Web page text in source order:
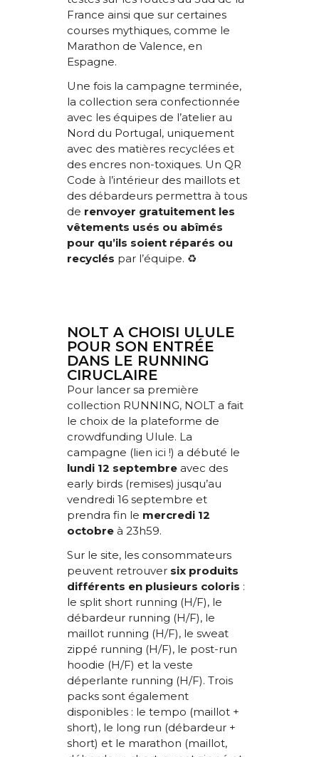
France ainsi que sur certaines
courses mythiques, comme le
Marathon de Valence, en
Espagne.
Une fois la campagne terminée,
la collection sera confectionnée
avec les équipes de l’atelier au
Nord du Portugal, uniquement
avec des matières recyclées et
des encres non-toxiques. Un QR
Code à l’intérieur des maillots et
des débardeurs permettra à tous
de renvoyer gratuitement les
vêtements usés ou abîmés
pour qu’ils soient réparés ou
recyclés par l’équipe. ♻️
NOLT A CHOISI ULULE
POUR SON ENTRÉE
DANS LE RUNNING
CIRUCLAIRE
Pour lancer sa première
collection RUNNING, NOLT a fait
le choix de la plateforme de
crowdfunding Ulule. La
campagne (lien ici !) a débuté le
lundi 12 septembre avec des
early birds (remises) jusqu’au
vendredi 16 septembre et
prendra fin le mercredi 12
octobre à 23h59.
Sur le site, les consommateurs
peuvent retrouver six produits
différents en plusieurs coloris :
le split short running (H/F), le
débardeur running (H/F), le
maillot running (H/F), le sweat
zippé running (H/F), le post-run
hoodie (H/F) et la veste
déperlante running (H/F). Trois
packs sont également
disponibles : le tempo (maillot +
short), le long run (débardeur +
short) et le marathon (maillot,